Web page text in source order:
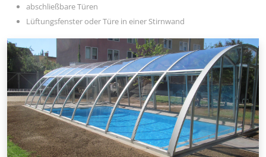
abschließbare Türen
Lüftungsfenster oder Türe in einer Stirnwand